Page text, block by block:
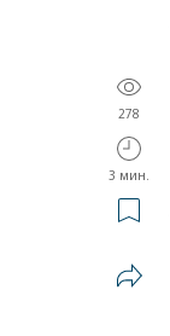
278
3 мин.